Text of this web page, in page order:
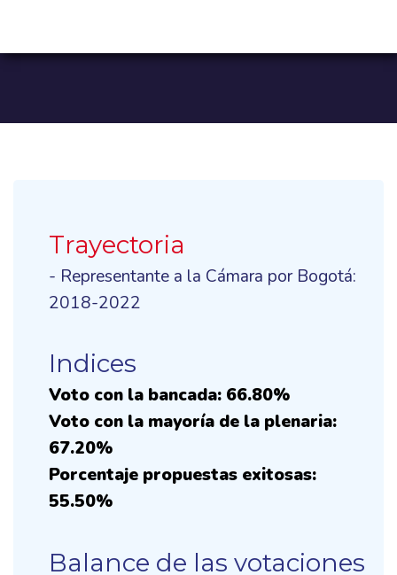
Trayectoria
- Representante a la Cámara por Bogotá:
2018-2022
Indices
Voto con la bancada: 66.80%
Voto con la mayoría de la plenaria:
67.20%
Porcentaje propuestas exitosas:
55.50%
Balance de las votaciones